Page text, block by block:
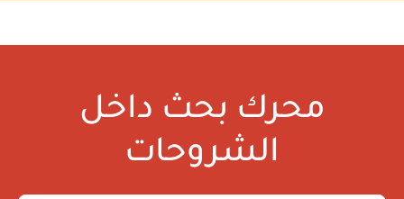
محرك بحث داخل
الشروحات